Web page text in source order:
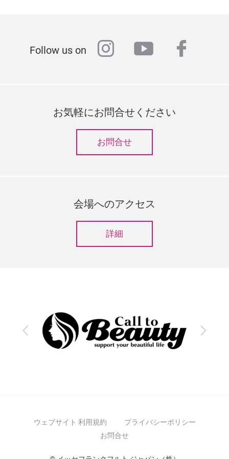
Follow us on instagram
youtube
お気軽にお問合せください
お問合せ
会場へのアクセス
詳細
前
次
ウェブサイト 利用規約
プライバシーポリシー
お問合せ